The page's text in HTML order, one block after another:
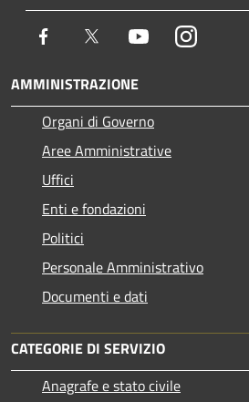
Facebook Twitter YoutubeInstagram
AMMINISTRAZIONE
Organi di Governo
Aree Amministrative
Uffici
Enti e fondazioni
Politici
Personale Amministrativo
Documenti e dati
CATEGORIE DI SERVIZIO
Anagrafe e stato civile